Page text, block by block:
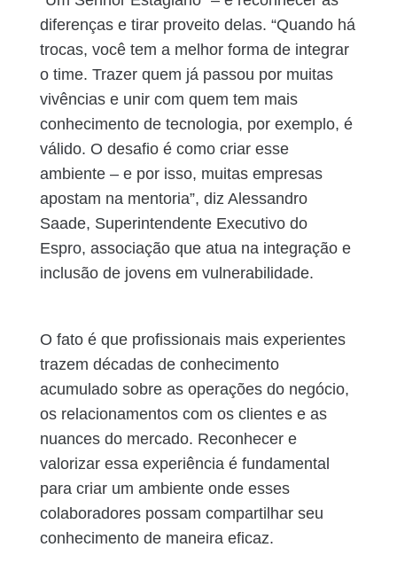
diferenças e tirar proveito delas. “Quando há
trocas, você tem a melhor forma de integrar
o time. Trazer quem já passou por muitas
vivências e unir com quem tem mais
conhecimento de tecnologia, por exemplo, é
válido. O desafio é como criar esse
ambiente – e por isso, muitas empresas
apostam na mentoria”, diz Alessandro
Saade, Superintendente Executivo do
Espro, associação que atua na integração e
inclusão de jovens em vulnerabilidade.
O fato é que profissionais mais experientes
trazem décadas de conhecimento
acumulado sobre as operações do negócio,
os relacionamentos com os clientes e as
nuances do mercado. Reconhecer e
valorizar essa experiência é fundamental
para criar um ambiente onde esses
colaboradores possam compartilhar seu
conhecimento de maneira eficaz.